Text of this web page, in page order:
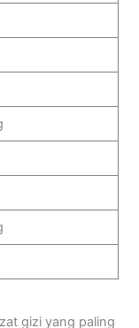
gizi yang paling